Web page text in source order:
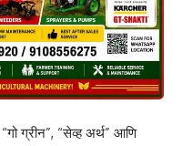
“गो ग्रीन”, “सेव्ह अर्थ” आणि